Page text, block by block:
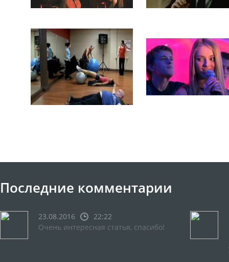
Последние комментарии
23.08.2016
22:22
Очень интересная статья, спасибо!